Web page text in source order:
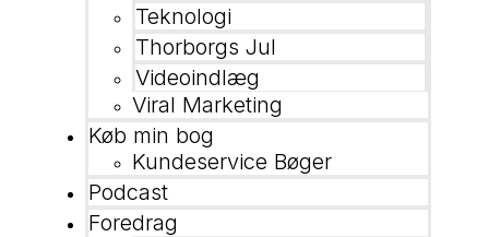
Teknologi
Thorborgs Jul
Videoindlæg
Viral Marketing
Køb min bog
Kundeservice Bøger
Podcast
Foredrag